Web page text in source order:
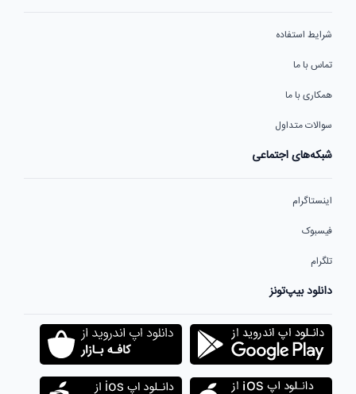
شرایط استفاده
تماس با ما
همکاری با ما
سوالات متداول
شبکه‌های اجتماعی
اینستاگرام
فیسبوک
تلگرام
دانلود بیپ‌تونز